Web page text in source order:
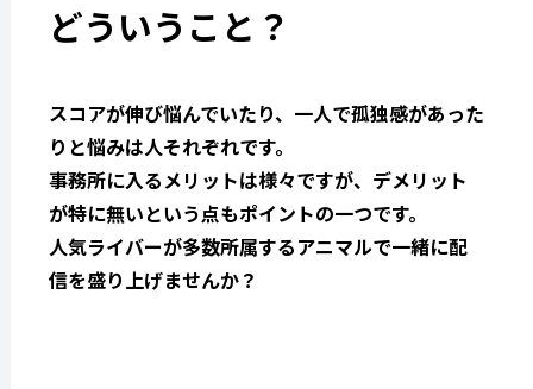
どういうこと？
スコアが伸び悩んでいたり、一人で孤独感があった
りと悩みは人それぞれです。
事務所に入るメリットは様々ですが、デメリット
が特に無いという点もポイントの一つです。
人気ライバーが多数所属するアニマルで一緒に配
信を盛り上げませんか？